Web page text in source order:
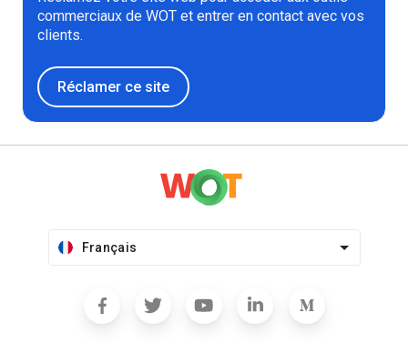
commerciaux de WOT et entrer en contact avec vos
clients.
Réclamer ce site
Français